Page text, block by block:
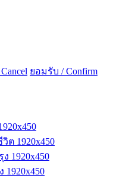
ยอมรับ / Confirm